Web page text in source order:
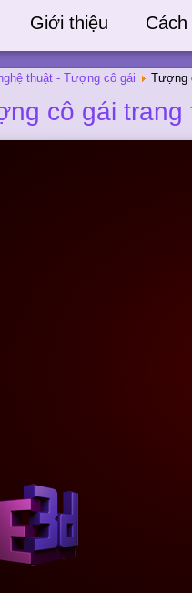
Giới thiệu
thuật - Tượng cô gái Tượng
cô gái trang